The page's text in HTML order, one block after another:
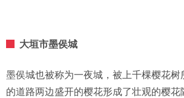
大垣市墨㑨城
墨㑨城也被称为一夜城，被上千棵樱花树
的道路两边盛开的樱花形成了壮观的樱花